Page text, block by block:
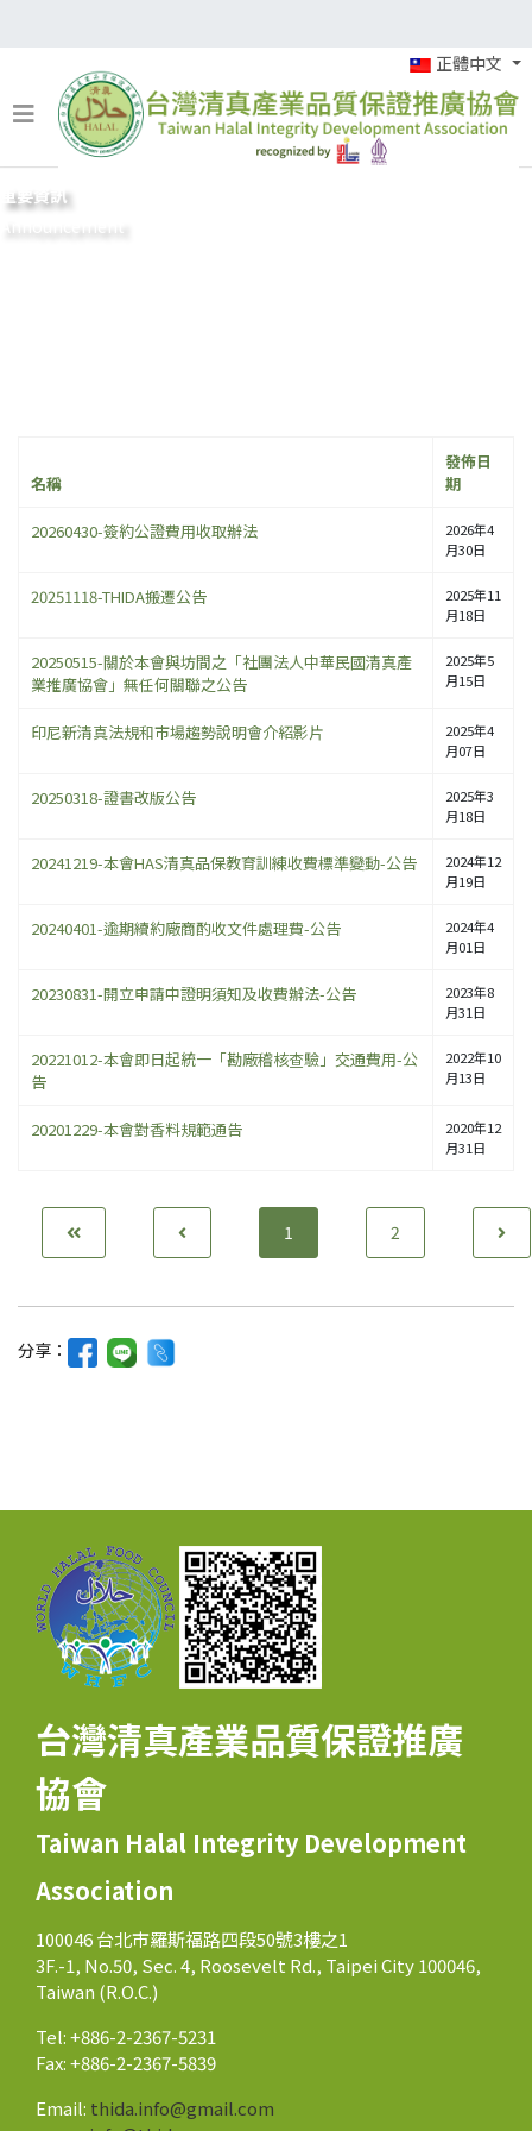
正體中文
重要資訊
Announcement
名稱
發佈日
期
20260430-簽約公證費用收取辦法
2026年4
月30日
20251118-THIDA搬遷公告
2025年11
月18日
20250515-關於本會與坊間之「社團法人中華民國清真產
業推廣協會」無任何關聯之公告
2025年5
月15日
印尼新清真法規和市場趨勢說明會介紹影片
2025年4
月07日
20250318-證書改版公告
2025年3
月18日
20241219-本會HAS清真品保教育訓練收費標準變動-公告
2024年12
月19日
20240401-逾期續約廠商酌收文件處理費-公告
2024年4
月01日
20230831-開立申請中證明須知及收費辦法-公告
2023年8
月31日
20221012-本會即日起統一「勘廠稽核查驗」交通費用-公
告
2022年10
月13日
20201229-本會對香料規範通告
2020年12
月31日
1 2
分享：
台灣清真產業品質保證推廣
協會
Taiwan Halal Integrity Development
Association
100046 台北市羅斯福路四段50號3樓之1
3F.-1, No.50, Sec. 4, Roosevelt Rd., Taipei City 100046,
Taiwan (R.O.C.)
Tel: +886-2-2367-5231
Fax: +886-2-2367-5839
Email: thida.info@gmail.com